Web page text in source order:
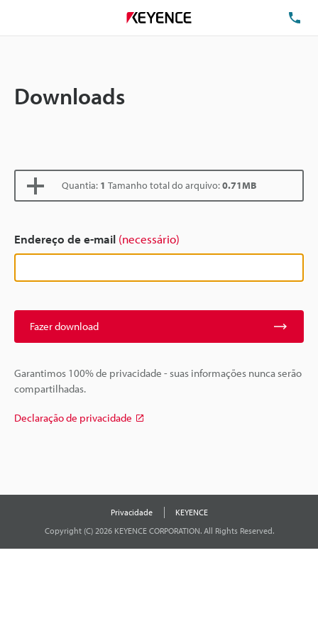
Downloads
Quantia: 1 Tamanho total do arquivo:0.71MB
Endereço de e-mail (necessário)
Fazer download
Garantimos 100% de privacidade - suas informações nunca serão
compartilhadas.
Declaração de privacidade
Privacidade
KEYENCE
Copyright (C) 2026 KEYENCE CORPORATION. All Rights Reserved.